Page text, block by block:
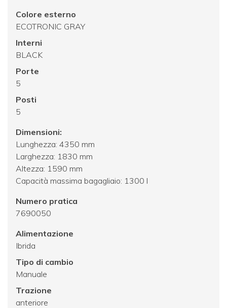
Colore esterno
ECOTRONIC GRAY
Interni
BLACK
Porte
5
Posti
5
Dimensioni:
Lunghezza: 4350 mm
Larghezza: 1830 mm
Altezza: 1590 mm
Capacità massima bagagliaio: 1300 l
Numero pratica
7690050
Alimentazione
Ibrida
Tipo di cambio
Manuale
Trazione
anteriore